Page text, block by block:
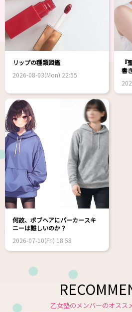
リップの種類図鑑
2026-08-03(Mon) 22:55
書
何故、ボブヘアにパーカースキ
ニーは難しいのか？
2026-07-10(Fri) 18:58
乙女塾のメンバーのオスス